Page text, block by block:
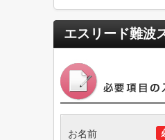
エスリード難波
お名前